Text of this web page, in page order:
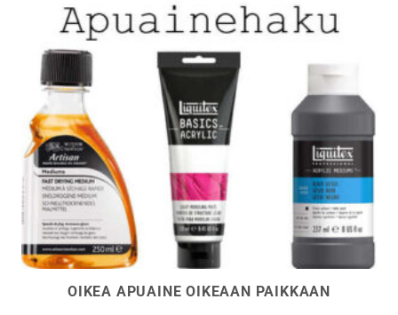
OIKEA APUAINE OIKEAAN PAIKKAAN